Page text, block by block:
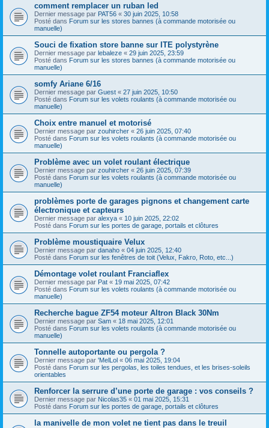
comment remplacer un ruban led
Dernier message par PAT56 « 30 juin 2025, 10:58
Posté dans Forum sur les stores bannes (à commande motorisée ou
manuelle)
Souci de fixation store banne sur ITE polystyrène
Dernier message par lebaleze « 29 juin 2025, 23:59
Posté dans Forum sur les stores bannes (à commande motorisée ou
manuelle)
somfy Ariane 6/16
Dernier message par Guest « 27 juin 2025, 10:50
Posté dans Forum sur les volets roulants (à commande motorisée ou
manuelle)
Choix entre manuel et motorisé
Dernier message par zouhircher « 26 juin 2025, 07:40
Posté dans Forum sur les volets roulants (à commande motorisée ou
manuelle)
Problème avec un volet roulant électrique
Dernier message par zouhircher « 26 juin 2025, 07:39
Posté dans Forum sur les volets roulants (à commande motorisée ou
manuelle)
problèmes porte de garages pignons et changement carte
électronique et capteurs
Dernier message par alexya « 10 juin 2025, 22:02
Posté dans Forum sur les portes de garage, portails et clôtures
Problème moustiquaire Velux
Dernier message par danaho « 04 juin 2025, 12:40
Posté dans Forum sur les fenêtres de toit (Velux, Fakro, Roto, etc...)
Démontage volet roulant Franciaflex
Dernier message par Pat « 19 mai 2025, 07:42
Posté dans Forum sur les volets roulants (à commande motorisée ou
manuelle)
Recherche bague ZF54 moteur Altron Black 30Nm
Dernier message par Sam « 18 mai 2025, 12:01
Posté dans Forum sur les volets roulants (à commande motorisée ou
manuelle)
Tonnelle autoportante ou pergola ?
Dernier message par 'MelLol « 06 mai 2025, 19:04
Posté dans Forum sur les pergolas, les toiles tendues, et les brises-soleils
orientables
Renforcer la serrure d’une porte de garage : vos conseils ?
Dernier message par Nicolas35 « 01 mai 2025, 15:31
Posté dans Forum sur les portes de garage, portails et clôtures
la manivelle de mon volet ne tient pas dans le treuil